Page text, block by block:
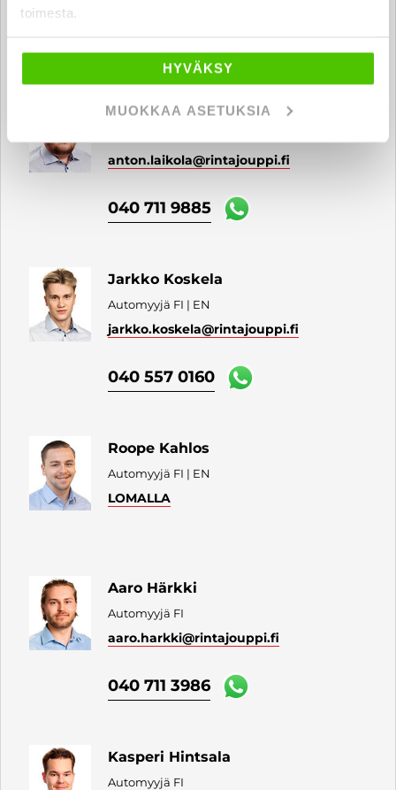
toimesta.
HYVÄKSY
MUOKKAA ASETUKSIA
Anton Laikola
anton.laikola@rintajouppi.fi
040 711 9885
Jarkko Koskela
Automyyjä FI | EN
jarkko.koskela@rintajouppi.fi
040 557 0160
Roope Kahlos
Automyyjä FI | EN
LOMALLA
Aaro Härkki
Automyyjä FI
aaro.harkki@rintajouppi.fi
040 711 3986
Kasperi Hintsala
Automyyjä FI